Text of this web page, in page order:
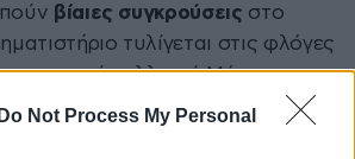
Do Not Process My Personal
βίαιες συγκρούσεις στο
τυλίγεται στις φλόγες
γαλλικού Μάη που
το κατεστημένο.